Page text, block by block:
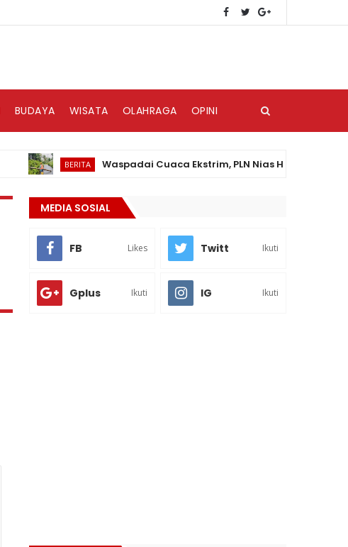
BUDAYA WISATA OLAHRAGA OPINI
BERITA Waspadai Cuaca Ekstrim, PLN Nias Himbau
MEDIA SOSIAL
FB Likes Twitt Ikuti
Gplus Ikuti IG Ikuti